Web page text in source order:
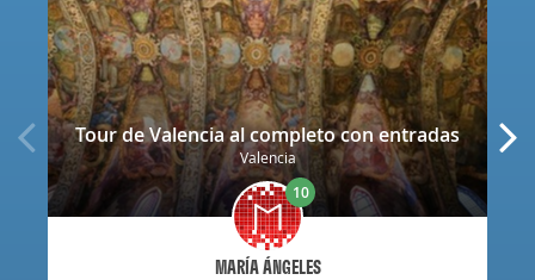
Tour de Valencia al completo con entradas
Valencia
MARÍA ÁNGELES
10